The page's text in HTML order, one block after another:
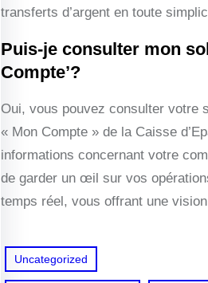
transferts d’argent en toute
Puis-je consulter mon
Compte’?
Oui, vous pouvez consulter votre
« Mon Compte » de la Caisse
informations concernant votre
de garder un œil sur vos
temps réel, vous offrant une
Uncategorized